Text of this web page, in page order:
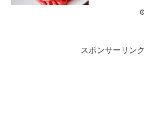
スポンサーリンク